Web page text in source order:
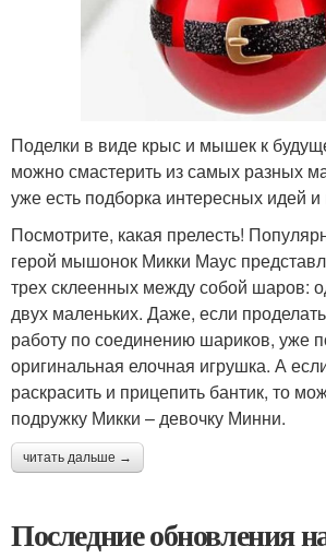
Поделки в виде крыс и мышек к
можно смастерить из самых разных
уже есть подборка интересных идей
Посмотрите, какая прелесть!
герой мышонок Микки Маус
трех склеенных между собой шаров:
двух маленьких. Даже, если
работу по соединению шариков, уже
оригинальная елочная игрушка. А
раскрасить и прицепить бантик, то
подружку Микки – девочку Минни.
читать дальше →
Последние обновления